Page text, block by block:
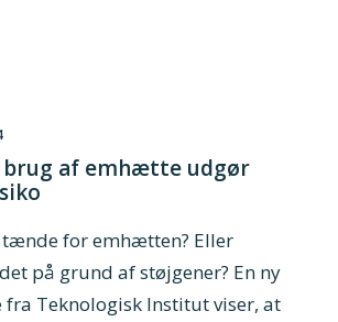
af emhætte udgør
for emhætten? Eller
på grund af støjgener? En ny
fra Teknologisk Institut viser, at